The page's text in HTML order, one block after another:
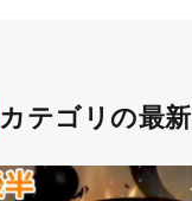
カテゴリの最